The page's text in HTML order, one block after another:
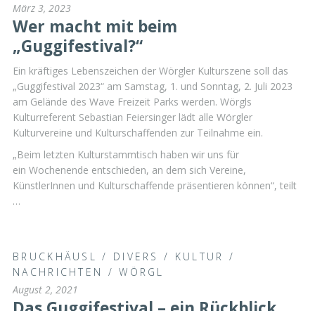
März 3, 2023
Wer macht mit beim
„Guggifestival?“
Ein kräftiges Lebenszeichen der Wörgler Kulturszene soll das
„Guggifestival 2023“ am Samstag, 1. und Sonntag, 2. Juli 2023
am Gelände des Wave Freizeit Parks werden. Wörgls
Kulturreferent Sebastian Feiersinger lädt alle Wörgler
Kulturvereine und Kulturschaffenden zur Teilnahme ein.
„Beim letzten Kulturstammtisch haben wir uns für
ein Wochenende entschieden, an dem sich Vereine,
KünstlerInnen und Kulturschaffende präsentieren können“, teilt
…
BRUCKHÄUSL / DIVERS / KULTUR /
NACHRICHTEN
/WÖRGL
August 2, 2021